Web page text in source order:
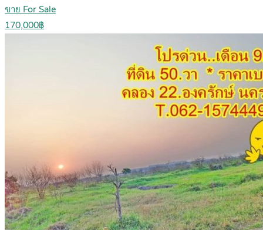
ขาย For Sale
170,000฿